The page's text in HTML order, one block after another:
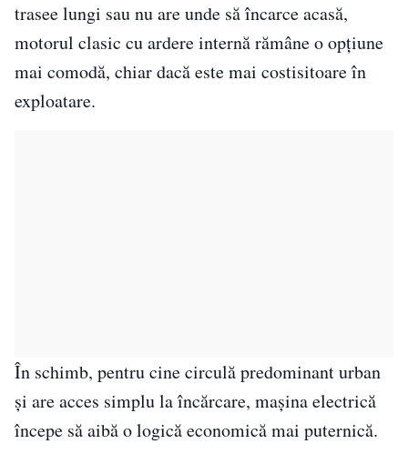
trasee lungi sau nu are unde să încarce acasă,
motorul clasic cu ardere internă rămâne o opțiune
mai comodă, chiar dacă este mai costisitoare în
exploatare.
În schimb, pentru cine circulă predominant urban
și are acces simplu la încărcare, mașina electrică
începe să aibă o logică economică mai puternică.